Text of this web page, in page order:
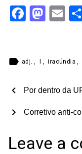
label adj. , , iracúndia,
chevron_left Por dentro da
Corretivo anti-
chevron_right
Leave a